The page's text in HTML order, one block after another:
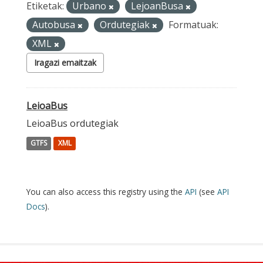
Etiketak: Urbano
LejoanBusa
Autobusa
Ordutegiak
Formatuak:
XML
Iragazi emaitzak
LeioaBus
LeioaBus ordutegiak
GTFS XML
You can also access this registry using the API (see API
Docs).